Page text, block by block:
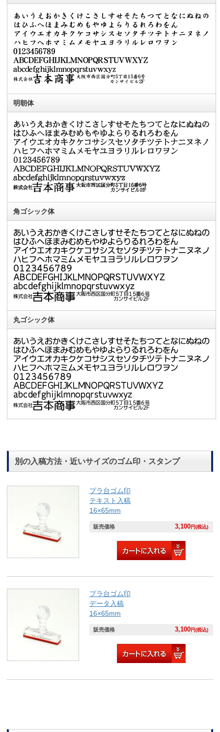
明朝体
角ゴシック体
丸ゴシック体
別の入稿方法・近いサイズのゴム印・スタンプ
プラ台ゴム印
テキスト入稿
16×65mm
販売価格 3,100円(税込)
プラ台ゴム印
データ入稿
16×65mm
販売価格 3,100円(税込)